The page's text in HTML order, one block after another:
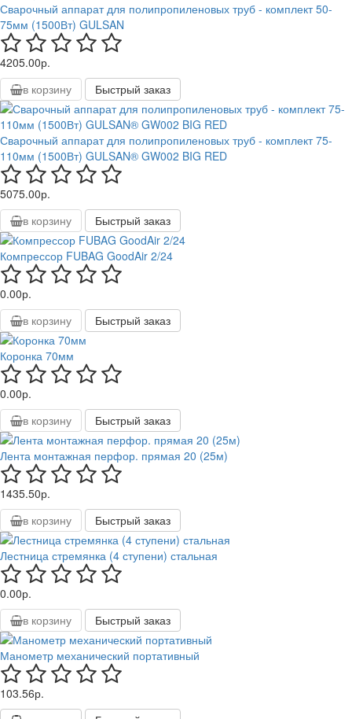
Сварочный аппарат для полипропиленовых труб - комплект 50-
75мм (1500Вт) GULSAN
4205.00р.
в корзину
Быстрый заказ
Сварочный аппарат для полипропиленовых труб - комплект 75-
110мм (1500Вт) GULSAN® GW002 BIG RED
5075.00р.
в корзину
Быстрый заказ
Компрессор FUBAG GoodAir 2/24
0.00р.
в корзину
Быстрый заказ
Коронка 70мм
0.00р.
в корзину
Быстрый заказ
Лента монтажная перфор. прямая 20 (25м)
1435.50р.
в корзину
Быстрый заказ
Лестница стремянка (4 ступени) стальная
0.00р.
в корзину
Быстрый заказ
Манометр механический портативный
103.56р.